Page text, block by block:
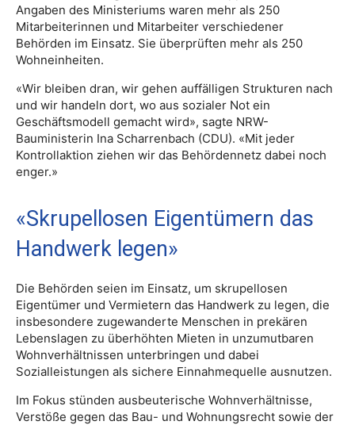
Angaben des Ministeriums waren mehr als 250
Mitarbeiterinnen und Mitarbeiter verschiedener
Behörden im Einsatz. Sie überprüften mehr als 250
Wohneinheiten.
«Wir bleiben dran, wir gehen auffälligen Strukturen nach
und wir handeln dort, wo aus sozialer Not ein
Geschäftsmodell gemacht wird», sagte NRW-
Bauministerin Ina Scharrenbach (CDU). «Mit jeder
Kontrollaktion ziehen wir das Behördennetz dabei noch
enger.»
«Skrupellosen Eigentümern das
Handwerk legen»
Die Behörden seien im Einsatz, um skrupellosen
Eigentümer und Vermietern das Handwerk zu legen, die
insbesondere zugewanderte Menschen in prekären
Lebenslagen zu überhöhten Mieten in unzumutbaren
Wohnverhältnissen unterbringen und dabei
Sozialleistungen als sichere Einnahmequelle ausnutzen.
Im Fokus stünden ausbeuterische Wohnverhältnisse,
Verstöße gegen das Bau- und Wohnungsrecht sowie der